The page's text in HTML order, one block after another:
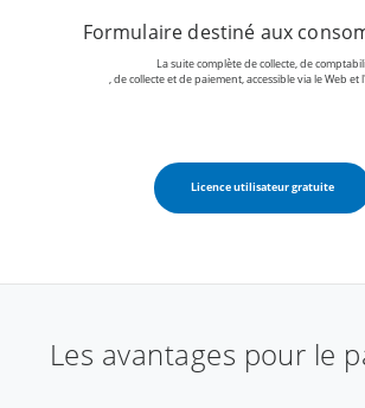
Formulaire destiné aux
La suite complète de collecte, de
, de collecte et de paiement, accessible via le Web et
Licence utilisateur gratuite
Les avantages pour le